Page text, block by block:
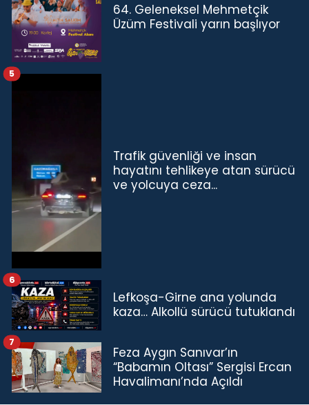
64. Geleneksel Mehmetçik
Üzüm Festivali yarın başlıyor
Trafik güvenliği ve insan
hayatını tehlikeye atan sürücü
ve yolcuya ceza...
5
Lefkoşa-Girne ana yolunda
kaza… Alkollü sürücü tutuklandı
6
Feza Aygın Sanıvar’ın
“Babamın Oltası” Sergisi Ercan
Havalimanı’nda Açıldı
7